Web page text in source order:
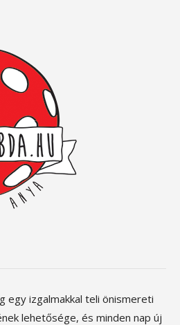
egy izgalmakkal teli önismereti
lehetősége, és minden nap új